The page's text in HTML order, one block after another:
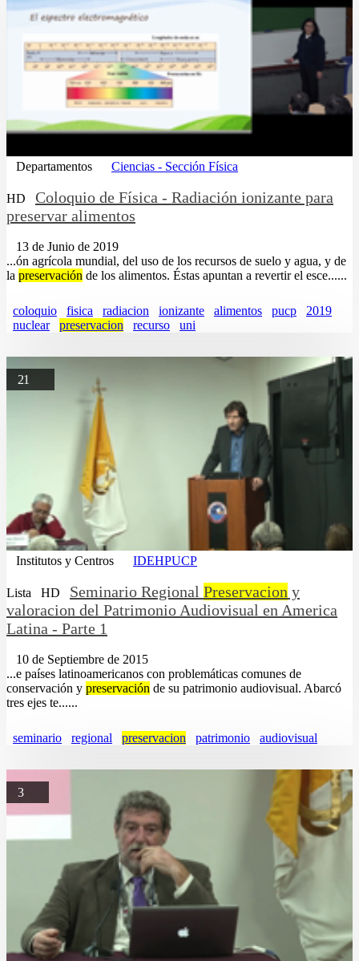
Departamentos Ciencias - Sección Física
HD
Coloquio de Física - Radiación ionizante para
preservar alimentos
13 de Junio de 2019
...ón agrícola mundial, del uso de los recursos de suelo y agua, y de
la preservación de los alimentos. Éstas apuntan a revertir el esce......
coloquio fisica radiacion ionizante alimentos pucp
2019
nuclear
preservacion recurso uni
21
Institutos y Centros IDEHPUCP
Lista HD Seminario Regional Preservacion y
valoracion del Patrimonio Audiovisual en America
Latina - Parte 1
10 de Septiembre de 2015
...e países latinoamericanos con problemáticas comunes de
conservación y preservación de su patrimonio audiovisual. Abarcó
tres ejes te......
seminario regional preservacion patrimonio audiovisual
3